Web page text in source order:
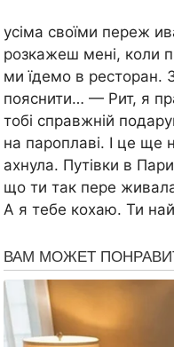
усіма своїми переж
розкажеш мені, коли
ми їдемо в ресторан.
пояснити… — Рит, я
тобі справжній
на пароплаві. І це ще
ахнула. Путівки в
що ти так пере
А я тебе кохаю. Ти